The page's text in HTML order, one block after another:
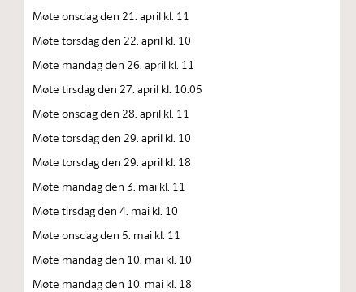
Møte onsdag den 21. april kl. 11
Møte torsdag den 22. april kl. 10
Møte mandag den 26. april kl. 11
Møte tirsdag den 27. april kl. 10.05
Møte onsdag den 28. april kl. 11
Møte torsdag den 29. april kl. 10
Møte torsdag den 29. april kl. 18
Møte mandag den 3. mai kl. 11
Møte tirsdag den 4. mai kl. 10
Møte onsdag den 5. mai kl. 11
Møte mandag den 10. mai kl. 10
Møte mandag den 10. mai kl. 18